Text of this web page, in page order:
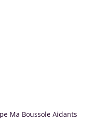
Ma Boussole Aidants